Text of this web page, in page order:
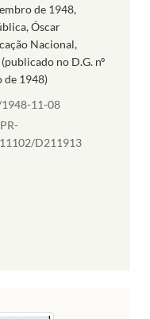
de 1948,
Óscar
Nacional,
no D.G. nº
de 1948)
11-08
D211913